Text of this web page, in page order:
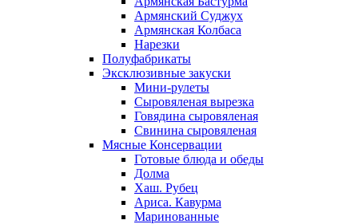
Армянский Суджух
Армянская Колбаса
Нарезки
Полуфабрикаты
Эксклюзивные закуски
Мини-рулеты
Сыровяленая вырезка
Говядина сыровяленая
Свинина сыровяленая
Мясные Консервации
Готовые блюда и обеды
Долма
Хаш. Рубец
Ариса. Кавурма
Маринованные